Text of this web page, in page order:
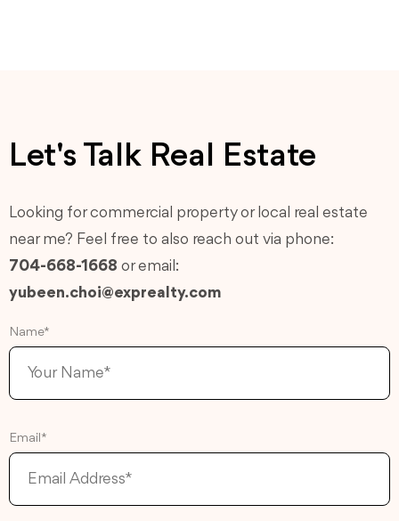
Let's Talk Real Estate
Looking for commercial property or local real estate
near me? Feel free to also reach out via phone:
704-668-1668 or email:
yubeen.choi@exprealty.com
Name*
Email*